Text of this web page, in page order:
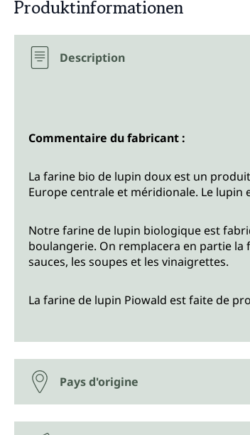
Produktinformationen
Description
Commentaire du fabricant :
La farine bio de lupin doux est un
Europe centrale et méridionale. Le
Notre farine de lupin biologique est
boulangerie. On remplacera en partie
sauces, les soupes et les vinaigrettes.
La farine de lupin Piowald est faite de
Pays d'origine